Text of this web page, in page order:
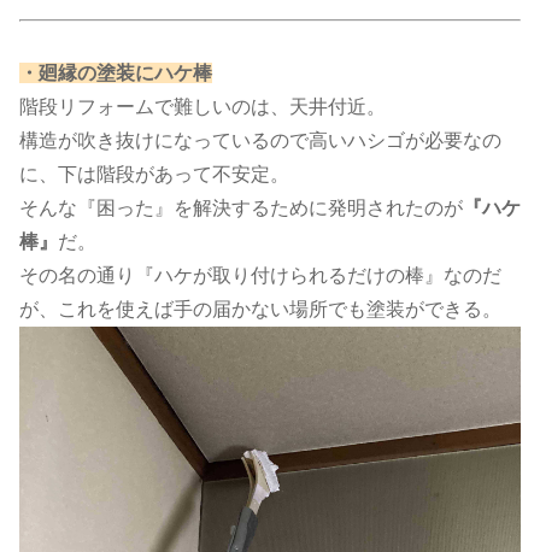
​・廻縁の塗装にハケ棒​
階段リフォームで難しいのは、天井付近。
構造が吹き抜けになっているので高いハシゴが必要なの
に、下は階段があって不安定。
そんな『困った』を解決するために発明されたのが 『ハケ
棒』 だ。
その名の通り『ハケが取り付けられるだけの棒』なのだ
が、これを使えば手の届かない場所でも塗装ができる。